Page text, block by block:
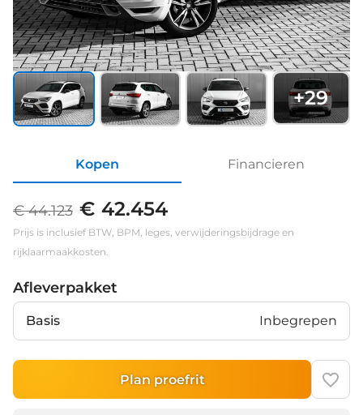
+29
Kopen Financieren
€ 44.123 € 42.454
Prijs is inclusief BTW, BPM, leges, verwijderingsbijdrage en
rijklaarmaakkosten.
Afleverpakket
Basis Inbegrepen
Plan proefrit